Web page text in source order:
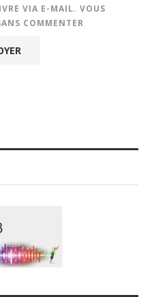
VIA E-MAIL. VOUS
COMMENTER